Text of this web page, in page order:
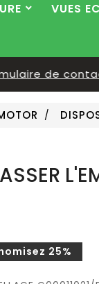
VUES
de contact,
25%